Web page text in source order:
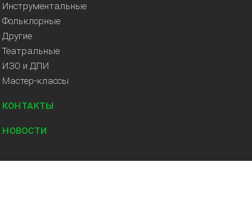
Инструментальные
Фольклорные
Другие
Театральные
ИЗО и ДПИ
Мастер-классы
КОНТАКТЫ
НОВОСТИ